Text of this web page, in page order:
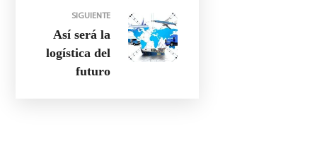
SIGUIENTE
Así será la
logística del
futuro